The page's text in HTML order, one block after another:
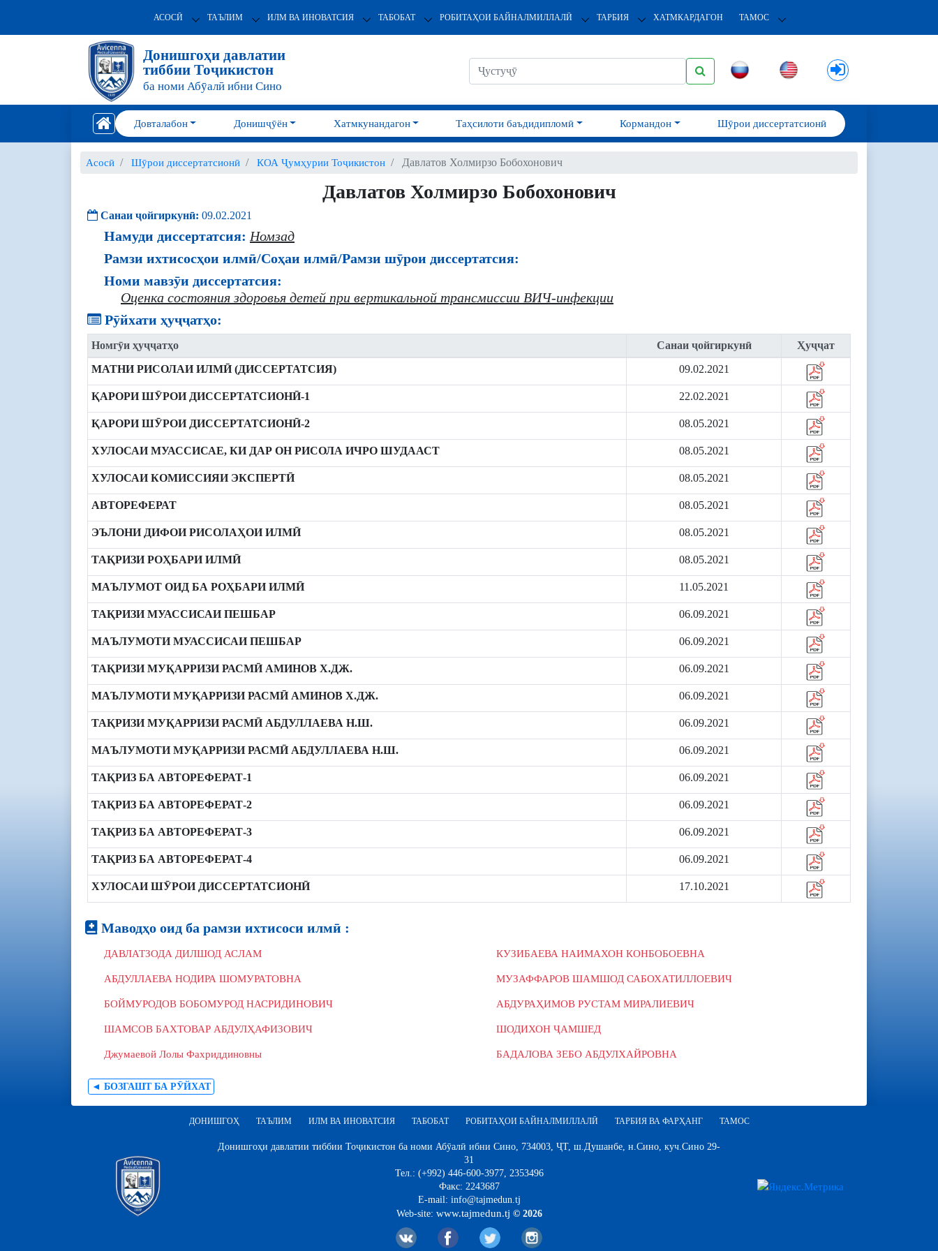
АСОСӢ ТАЪЛИМ ИЛМ ВА ИНОВАТСИЯ ТАБОБАТ РОБИТАҲОИ БАЙНАЛМИЛЛАЛӢ ТАРБИЯ ХАТМКАРДАГОН ТАМОС
Донишгоҳи давлатии
тиббии Тоҷикистон
ба номи Абӯалӣ ибни Сино
Довталабон Донишҷӯён Хатмкунандагон Таҳсилоти баъдидипломӣ Кормандон Шӯрои диссертатсионӣ
Асосӣ Шӯрои диссертатсионӣ КОА Ҷумҳурии Тоҷикистон Давлатов Холмирзо Бобохонович
Давлатов Холмирзо Бобохонович
Санаи ҷойгиркунӣ: 09.02.2021
Намуди диссертатсия: Номзад
Рамзи ихтисосҳои илмӣ/Соҳаи илмӣ/Рамзи шӯрои диссертатсия:
Номи мавзӯи диссертатсия:
Оценка состояния здоровья детей при вертикальной трансмиссии ВИЧ-инфекции
Рӯйхати ҳуҷҷатҳо:
Номгӯи ҳуҷҷатҳо Санаи ҷойгиркунӣ
Ҳуҷҷат
МАТНИ РИСОЛАИ ИЛМӢ (ДИССЕРТАТСИЯ)
09.02.2021
ҚАРОРИ ШӮРОИ ДИССЕРТАТСИОНӢ-1 22.02.2021
ҚАРОРИ ШӮРОИ ДИССЕРТАТСИОНӢ-2 08.05.2021
ХУЛОСАИ МУАССИСАЕ, КИ ДАР ОН РИСОЛА ИЧРО ШУДААСТ 08.05.2021
ХУЛОСАИ КОМИССИЯИ ЭКСПЕРТӢ 08.05.2021
АВТОРЕФЕРАТ 08.05.2021
ЭЪЛОНИ ДИФОИ РИСОЛАҲОИ ИЛМӢ 08.05.2021
ТАҚРИЗИ РОҲБАРИ ИЛМӢ 08.05.2021
МАЪЛУМОТ ОИД БА РОҲБАРИ ИЛМӢ 11.05.2021
ТАҚРИЗИ МУАССИСАИ ПЕШБАР 06.09.2021
МАЪЛУМОТИ МУАССИСАИ ПЕШБАР 06.09.2021
ТАҚРИЗИ МУҚАРРИЗИ РАСМӢ АМИНОВ Х.ДЖ. 06.09.2021
МАЪЛУМОТИ МУҚАРРИЗИ РАСМӢ АМИНОВ Х.ДЖ. 06.09.2021
ТАҚРИЗИ МУҚАРРИЗИ РАСМӢ АБДУЛЛАЕВА Н.Ш. 06.09.2021
МАЪЛУМОТИ МУҚАРРИЗИ РАСМӢ АБДУЛЛАЕВА Н.Ш. 06.09.2021
ТАҚРИЗ БА АВТОРЕФЕРАТ-1 06.09.2021
ТАҚРИЗ БА АВТОРЕФЕРАТ-2 06.09.2021
ТАҚРИЗ БА АВТОРЕФЕРАТ-3 06.09.2021
ТАҚРИЗ БА АВТОРЕФЕРАТ-4 06.09.2021
ХУЛОСАИ ШӮРОИ ДИССЕРТАТСИОНӢ 17.10.2021
Маводҳо оид ба рамзи ихтисоси илмӣ :
ДАВЛАТЗОДА ДИЛШОД АСЛАМ КУЗИБАЕВА НАИМАХОН КОНБОБОЕВНА
АБДУЛЛАЕВА НОДИРА ШОМУРАТОВНА МУЗАФФАРОВ ШАМШОД САБОХАТИЛЛОЕВИЧ
БОЙМУРОДОВ БОБОМУРОД НАСРИДИНОВИЧ АБДУРАҲИМОВ РУСТАМ МИРАЛИЕВИЧ
ШАМСОВ БАХТОВАР АБДУЛҲАФИЗОВИЧ ШОДИХОН ҶАМШЕД
Джумаевой Лолы Фахриддиновны БАДАЛОВА ЗЕБО АБДУЛХАЙРОВНА
◄ БОЗГАШТ БА РӮЙХАТ
ДОНИШГОҲ ТАЪЛИМ ИЛМ ВА ИНОВАТСИЯ ТАБОБАТ РОБИТАҲОИ БАЙНАЛМИЛЛАЛӢ ТАРБИЯ ВА ФАРҲАНГ ТАМОС
Донишгоҳи давлатии тиббии Тоҷикистон ба номи Абӯалӣ ибни Сино, 734003, ҶТ, ш.Душанбе, н.Сино, куч.Сино 29-
31
Тел.: (+992) 446-600-3977, 2353496
Факс: 2243687
E-mail: info@tajmedun.tj
Web-site: www.tajmedun.tj © 2026